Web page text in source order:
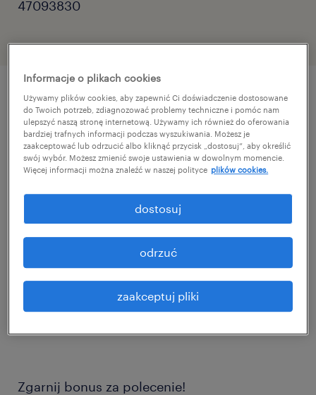
47093830
szczegóły oferty
Lokalizacja - Koszalin
Poszukujemy osoby na stanowisko
Operatora/Operatorki CNC do pracy w
Koszalinie. Kluczowym wymaganiem jest
umiejętność czytania rysunku technicznego.
Jeśli dbasz o jakość i szukasz stabilnego
zatrudnienia – aplikuj.
Zgarnij bonus za polecenie!
Informacje o plikach cookies
Używamy plików cookies, aby zapewnić Ci doświadczenie dostosowane
do Twoich potrzeb, zdiagnozować problemy techniczne i pomóc nam
ulepszyć naszą stronę internetową. Używamy ich również do oferowania
bardziej trafnych informacji podczas wyszukiwania. Możesz je
zaakceptować lub odrzucić albo kliknąć przycisk „dostosuj”, aby określić
swój wybór. Możesz zmienić swoje ustawienia w dowolnym momencie.
Więcej informacji można znaleźć w naszej polityce plików cookies.
zaakceptuj pliki
odrzuć
dostosuj